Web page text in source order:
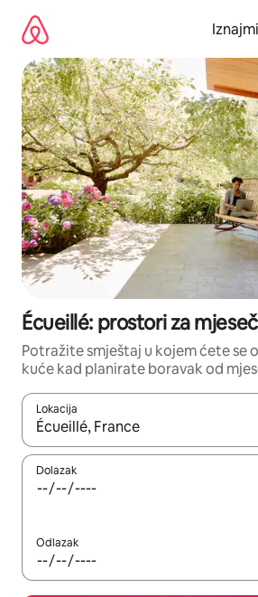
sadržaj
Écueillé: prostori za
Potražite smještaj u kojem ćete se
kuće kad planirate boravak od
Lokacija
Kada budu dostupni rezultati, moći
Dolazak
Odlazak